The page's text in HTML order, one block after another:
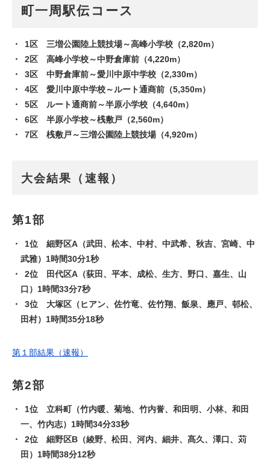
町一周駅伝コース
1区 三増公園陸上競技場～高峰小学校（2,820m）
2区 高峰小学校～中野倉庫前（4,220m）
3区 中野倉庫前～愛川中原中学校（2,330m）
4区 愛川中原中学校～ルート通商前（5,350m）
5区 ルート通商前～半原小学校（4,640m）
6区 半原小学校～桟敷戸（2,560m）
7区 桟敷戸～三増公園陸上競技場（4,920m）
大会結果（速報）
第1部
1位 細野区A（武田、松本、中村、中武希、秋吉、宮崎、中
武雅）1時間30分1秒
2位 田代区A（荻田、平本、成松、生方、野口、嘉生、山
口）1時間33分7秒
3位 大塚区（ヒアン、佐竹竜、佐竹翔、飯泉、應戸、邨松、
田村）1時間35分18秒
第１部結果（速報）
第2部
1位 立科町（竹内暖、菊地、竹内誉、和田明、小林、和田
一、竹内志）1時間34分33秒
2位 細野区B（綾野、松田、河内、細井、髙久、澤口、苅
田）1時間38分12秒